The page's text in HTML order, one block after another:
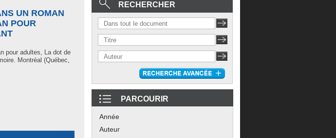
UN ROMAN
POUR
pour adultes, La dot de
Montréal (Québec,
RECHERCHER
PARCOURIR
Année
Auteur